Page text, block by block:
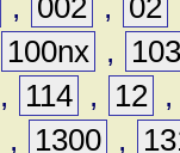
, 002 , 02
100nx ,
, 114 , 12
, 1300 ,